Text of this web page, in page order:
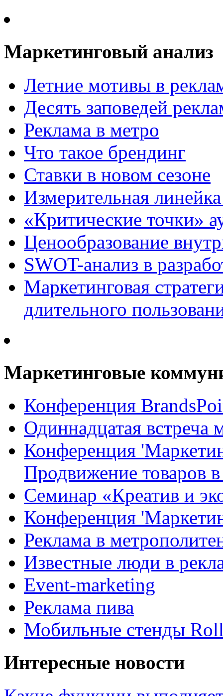
Маркетинговый анализ
Летние мотивы в
Десять заповедей
Реклама в метро
Что такое брендинг
Ставки в новом сезоне
Измерительная
«Критические точки»
Ценообразование
SWOT-анализ в
Маркетинговая
длительного
Маркетинговые
Конференция
Одиннадцатая
Конференция
Продвижение товаров
Семинар «Креатив и
Конференция
Реклама в
Известные люди в
Event-marketing
Реклама пива
Мобильные стенды
Интересные новости